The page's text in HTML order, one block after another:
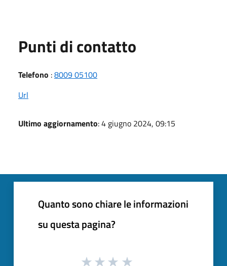
Punti di contatto
Telefono :8009 05100
Url
Ultimo aggiornamento: 4 giugno 2024, 09:15
Quanto sono chiare le informazioni
su questa pagina?